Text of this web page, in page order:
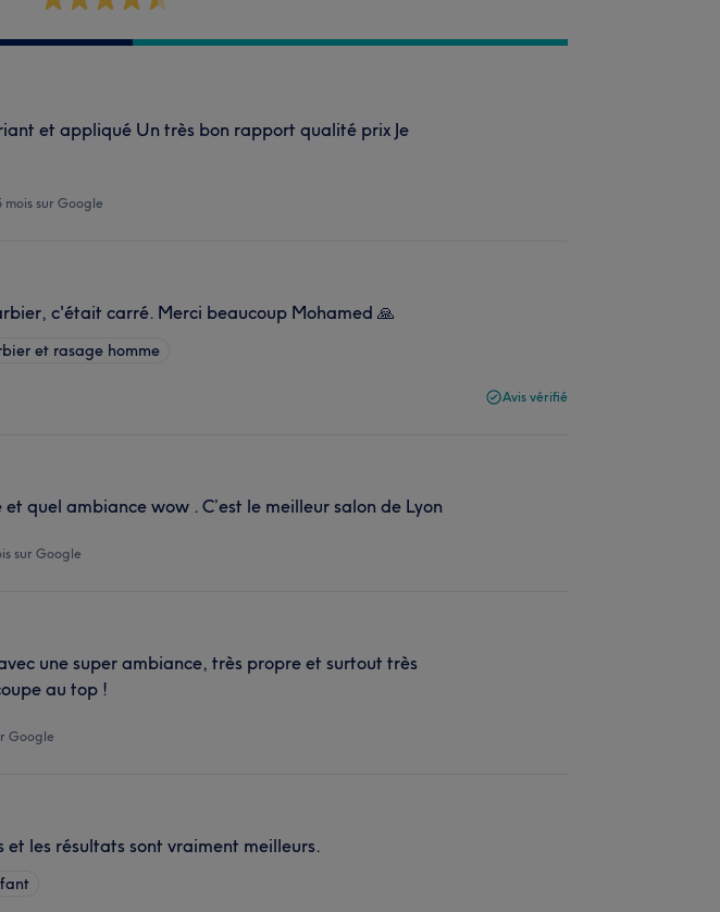
et appliqué Un très bon rapport qualité prix Je
mois sur Google
c'était carré. Merci beaucoup Mohamed 🙏
et rasage homme
Avis vérifié
quel ambiance wow . C’est le meilleur salon de Lyon
sur Google
une super ambiance, très propre et surtout très
au top !
Google
et les résultats sont vraiment meilleurs.